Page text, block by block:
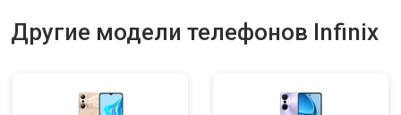
Другие модели телефонов Infinix